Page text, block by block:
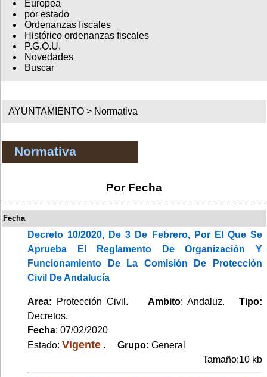
Europea
por estado
Ordenanzas fiscales
Histórico ordenanzas fiscales
P.G.O.U.
Novedades
Buscar
AYUNTAMIENTO > Normativa
Normativa
Por Fecha
Fecha
Decreto 10/2020, De 3 De Febrero, Por El Que Se
Aprueba El Reglamento De Organización Y
Funcionamiento De La Comisión De Protección
Civil De Andalucía
Area: Protección Civil. Ambito: Andaluz.Tipo:
Decretos.
Fecha: 07/02/2020
Estado: Vigente . Grupo: General
Tamaño:10 kb